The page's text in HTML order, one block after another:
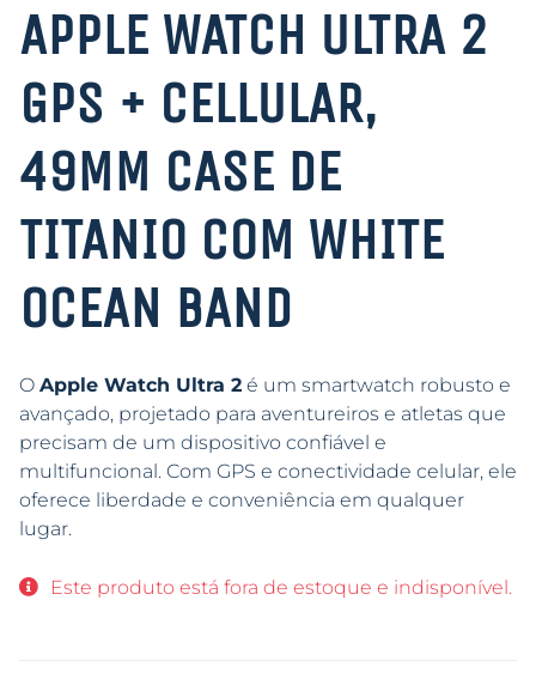
APPLE WATCH ULTRA 2
GPS + CELLULAR,
49MM CASE DE
TITANIO COM WHITE
OCEAN BAND
O Apple Watch Ultra 2 é um smartwatch robusto e
avançado, projetado para aventureiros e atletas que
precisam de um dispositivo confiável e
multifuncional. Com GPS e conectividade celular, ele
oferece liberdade e conveniência em qualquer
lugar.
Este produto está fora de estoque e indisponível.